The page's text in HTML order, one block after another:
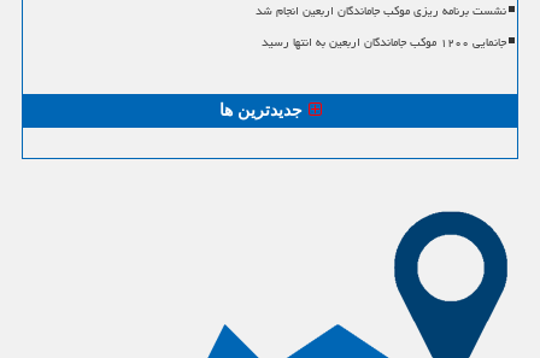
نشست برنامه ریزی موکب جاماندگان اربعین انجام شد
جانمایی ۱۲۰۰ موکب جاماندگان اربعین به انتها رسید
جدیدترین ها